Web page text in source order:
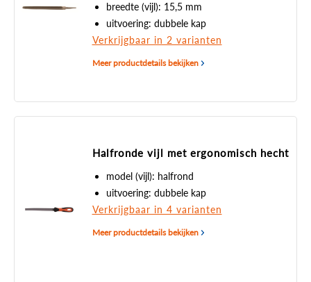
breedte (vijl): 15,5 mm
uitvoering: dubbele kap
Verkrijgbaar in 2 varianten
Meer productdetails bekijken
Halfronde vijl met ergonomisch hecht
model (vijl): halfrond
uitvoering: dubbele kap
Verkrijgbaar in 4 varianten
Meer productdetails bekijken